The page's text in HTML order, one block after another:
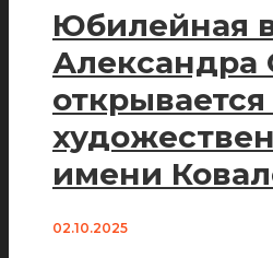
Юбилейная
Александра
открывается
имени
02.10.2025